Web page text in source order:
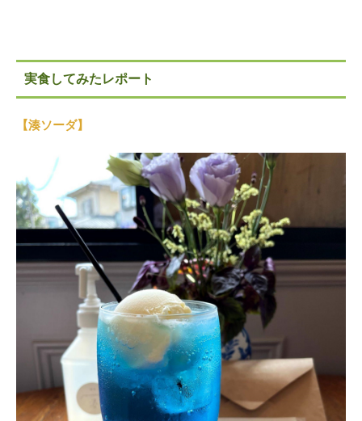
実食してみたレポート
【湊ソーダ】